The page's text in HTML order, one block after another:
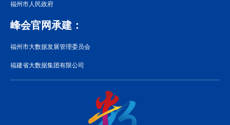
福州市人民政府
峰会官网承建：
福州市大数据发展管理委员会
福建省大数据集团有限公司